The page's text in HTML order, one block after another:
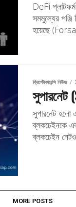
DeFi
সমমুল্যের পঞ্জি
হয়েছে
ক্রিপ্টোকারেন্সি নিউজ
সুপারনেট হলো
ব্লকচেইনকে
ব্লকচেইন
MORE POSTS